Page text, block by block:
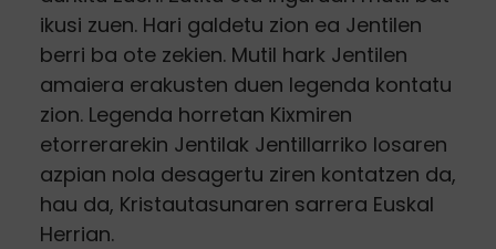
ikusi zuen. Hari galdetu zion ea Jentilen
berri ba ote zekien. Mutil hark Jentilen
amaiera erakusten duen legenda kontatu
zion. Legenda horretan Kixmiren
etorrerarekin Jentilak Jentillarriko losaren
azpian nola desagertu ziren kontatzen da,
hau da, Kristautasunaren sarrera Euskal
Herrian.